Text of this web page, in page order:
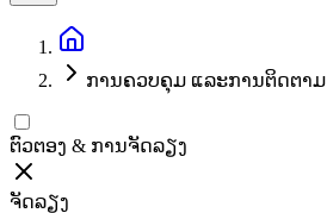
ການຄວບຄຸມ ແລະການຕິດຕາມ
ຕົວຕອງ & ການຈັດລຽງ
ຈັດລຽງ